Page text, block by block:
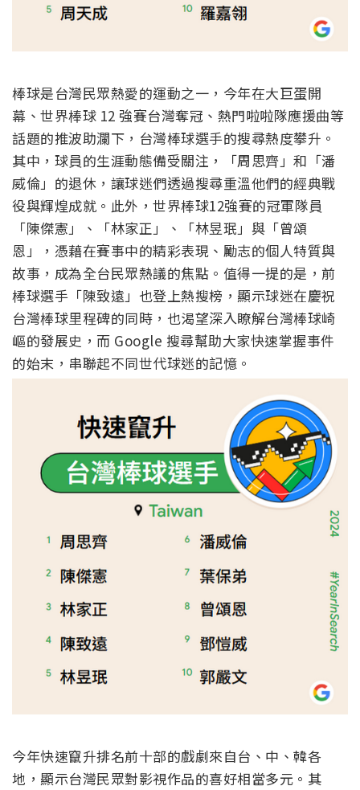
棒球是台灣民眾熱愛的運動之一，今年在大巨蛋開
幕、世界棒球 12 強賽台灣奪冠、熱門啦啦隊應援曲等
話題的推波助瀾下， 台灣棒球選手的搜尋熱度攀升。
其中，球員的生涯動態備受關注，「周思齊」和「潘
威倫」的退休， 讓球迷們透過搜尋重溫他們的經典戰
役與輝煌成就。此外， 世界棒球12強賽的冠軍隊員
「陳傑憲」、「林家正」、「林昱珉」 與「曾頌
恩」，憑藉在賽事中的精彩表現、勵志的個人特質與
故事， 成為全台民眾熱議的焦點。值得一提的是，前
棒球選手「陳致遠」 也登上熱搜榜，顯示球迷在慶祝
台灣棒球里程碑的同時， 也渴望深入瞭解台灣棒球崎
嶇的發展史，而 Google 搜尋幫助大家快速掌握事件
的始末，串聯起不同世代球迷的記憶。
今年快速竄升排名前十部的戲劇來自台、中、韓各
地， 顯示台灣民眾對影視作品的喜好相當多元。其